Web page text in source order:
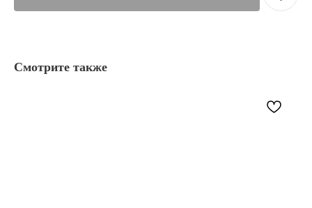
Смотрите также